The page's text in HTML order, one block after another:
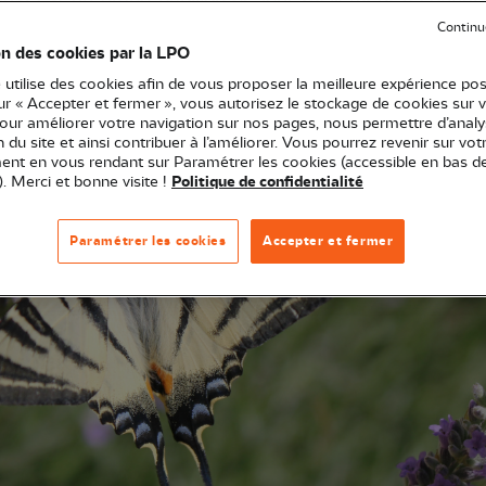
sept grandes zébrures noires sur les ailes. Il se
beau temps. Voici une espèce typique des belles
des cookies par la LPO
utilise des cookies afin de vous proposer la meilleure expérience
« Accepter et fermer », vous autorisez le stockage de cookies sur
améliorer votre navigation sur nos pages, nous permettre
du site et ainsi contribuer à l’améliorer. Vous pourrez revenir sur
en vous rendant sur Paramétrer les cookies (accessible en bas
Merci et bonne visite ! Politique de confidentialité
Accepter et fermer
Paramétrer les cookies